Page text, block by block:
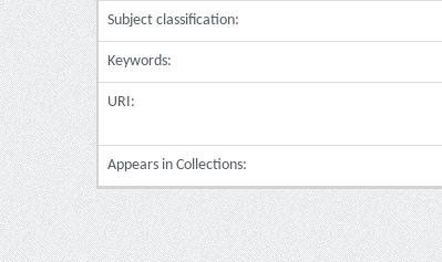
Subject classification:
Keywords:
URI:
Appears in Collections: